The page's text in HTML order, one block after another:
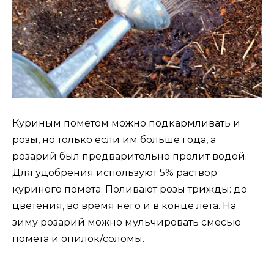
Куриным пометом можно подкармливать и
розы, но только если им больше года, а
розарий был предварительно пролит водой.
Для удобрения используют 5% раствор
куриного помета. Поливают розы трижды: до
цветения, во время него и в конце лета. На
зиму розарий можно мульчировать смесью
помета и опилок/соломы.